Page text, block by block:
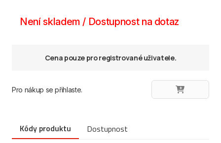
Není skladem / Dostupnost na dotaz
Cena pouze pro registrované uživatele.
Pro nákup se přihlaste.
Kódy produktu Dostupnost